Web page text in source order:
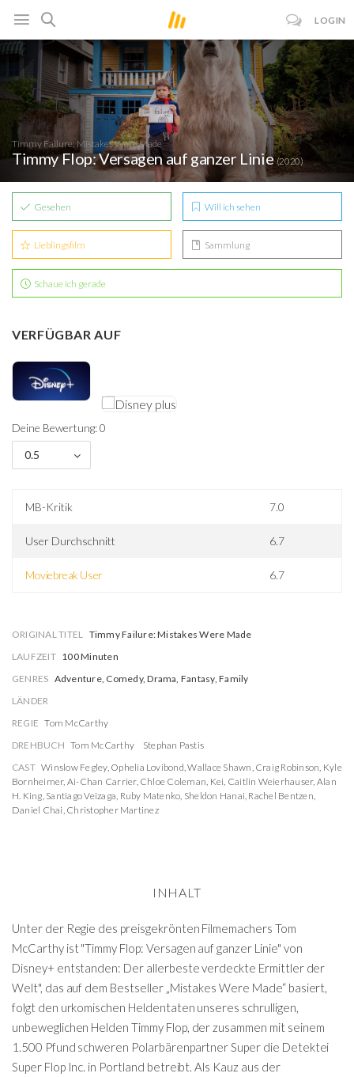
LOGIN
Timmy Failure: Mistakes Were Made
Timmy Flop: Versagen auf ganzer Linie(2020)
Gesehen Will ich sehen
Lieblingsfilm Sammlung
Schaue ich gerade
VERFÜGBAR AUF
Deine Bewertung: 0
0.5
MB-Kritik 7.0
User Durchschnitt 6.7
Moviebreak User 6.7
ORIGINAL TITEL Timmy Failure: Mistakes Were Made
LAUFZEIT 100 Minuten
GENRES Adventure, Comedy, Drama, Fantasy, Family
LÄNDER
REGIE Tom McCarthy
DREHBUCH Tom McCarthy
Stephan Pastis
CAST Winslow Fegley, Ophelia Lovibond,Wallace Shawn, Craig Robinson, Kyle
Bornheimer, Ai-Chan Carrier, Chloe Coleman, Kei, Caitlin Weierhauser, Alan
H. King, Santiago Veizaga, Ruby Matenko, Sheldon Hanai, Rachel Bentzen,
Daniel Chai, Christopher Martinez
INHALT
Unter der Regie des preisgekrönten Filmemachers Tom
McCarthy ist "Timmy Flop: Versagen auf ganzer Linie" von
Disney+ entstanden: Der allerbeste verdeckte Ermittler der
Welt", das auf dem Bestseller „Mistakes Were Made“ basiert,
folgt den urkomischen Heldentaten unseres schrulligen,
unbeweglichen Helden Timmy Flop, der zusammen mit seinem
1.500 Pfund schweren Polarbärenpartner Super die Detektei
Super Flop Inc. in Portland betreibt. Als Kauz aus der